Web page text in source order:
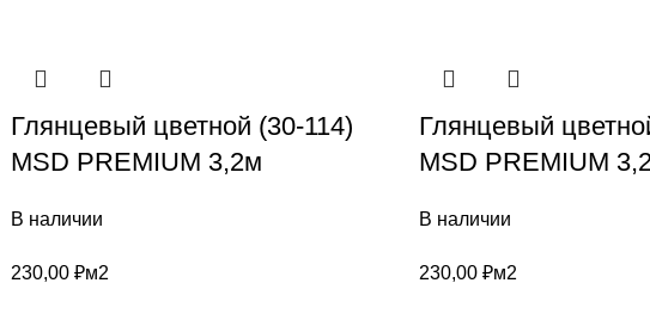
Глянцевый цветной (30-114)
MSD PREMIUM 3,2м
В наличии
230,00 ₽м2
Глянцевый
MSD PREMIUM
В наличии
230,00 ₽м2